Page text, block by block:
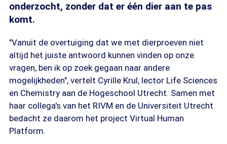
onderzocht, zonder dat er één dier aan te pas
komt.
"Vanuit de overtuiging dat we met dierproeven niet
altijd het juiste antwoord kunnen vinden op onze
vragen, ben ik op zoek gegaan naar andere
mogelijkheden", vertelt Cyrille Krul, lector Life Sciences
en Chemistry aan de Hogeschool Utrecht. Samen met
haar collega's van het RIVM en de Universiteit Utrecht
bedacht ze daarom het project Virtual Human
Platform.